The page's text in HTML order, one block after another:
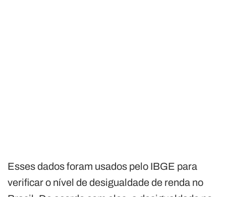
Esses dados foram usados pelo IBGE para
verificar o nível de desigualdade de renda no